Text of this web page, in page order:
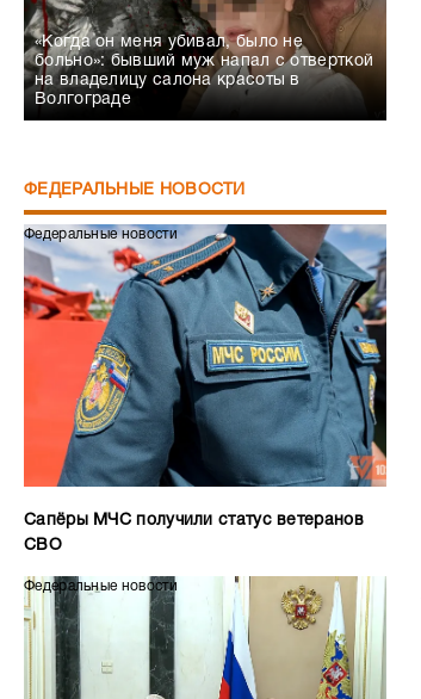
«Когда он меня убивал, было не
больно»: бывший муж напал с отверткой
на владелицу салона красоты в
Волгограде
ФЕДЕРАЛЬНЫЕ НОВОСТИ
Федеральные новости
Сапёры МЧС получили статус ветеранов
СВО
Федеральные новости